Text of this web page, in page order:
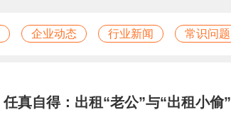
企业动态 行业新闻 常识问题
任真自得：出租“老公”与“出租小偷”